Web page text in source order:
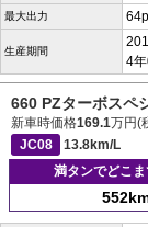
最大出力
生産期間
4
660 PZターボスペ
新車時価格169.1万円(
JC08
13.8km/L
満タンでどこま